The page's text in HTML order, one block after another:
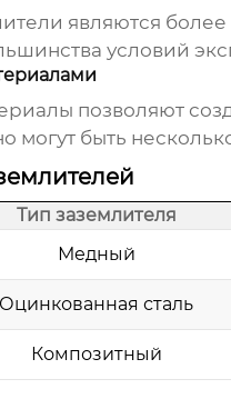
являются
условий
позволяют
могут быть
Тип заземлителя
Медный
Оцинкованная сталь
Композитный